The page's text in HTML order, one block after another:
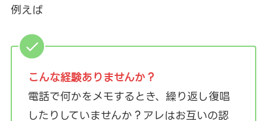
例えば
こんな経験ありませんか？
電話で何かをメモするとき、繰り返し復唱
したりしていませんか？アレはお互いの認